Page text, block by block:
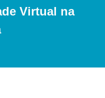
Virtual na